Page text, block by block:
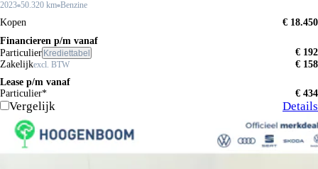
2023 50.320 km Benzine
Kopen
€ 18.450
Financieren p/m vanaf
Particulier Krediettabel
€ 192
Zakelijkexcl. BTW
€ 158
Lease p/m vanaf
Particulier*
€ 434
Vergelijk Details